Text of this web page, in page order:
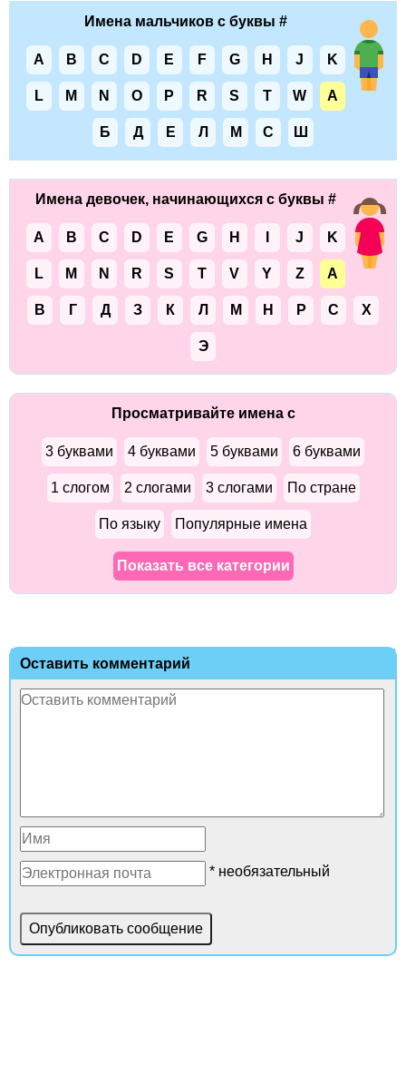
Имена мальчиков с буквы #
A B C D E F G H J K
L M N O P R S T W А
Б Д Е Л М С Ш
Имена девочек, начинающихся с буквы #
A B C D E G H J K
L M N R S T V Y Z А
В Г Д З К Л М Н Р С Х
Э
Просматривайте имена с
3 буквами 4 буквами 5 буквами 6 буквами
1 слогом 2 слогами 3 слогами По стране
По языку Популярные имена
Показать все категории
Оставить комментарий
* необязательный